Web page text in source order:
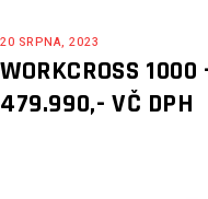
20 SRPNA, 2023
WORKCROSS
479.990,- VČ DPH